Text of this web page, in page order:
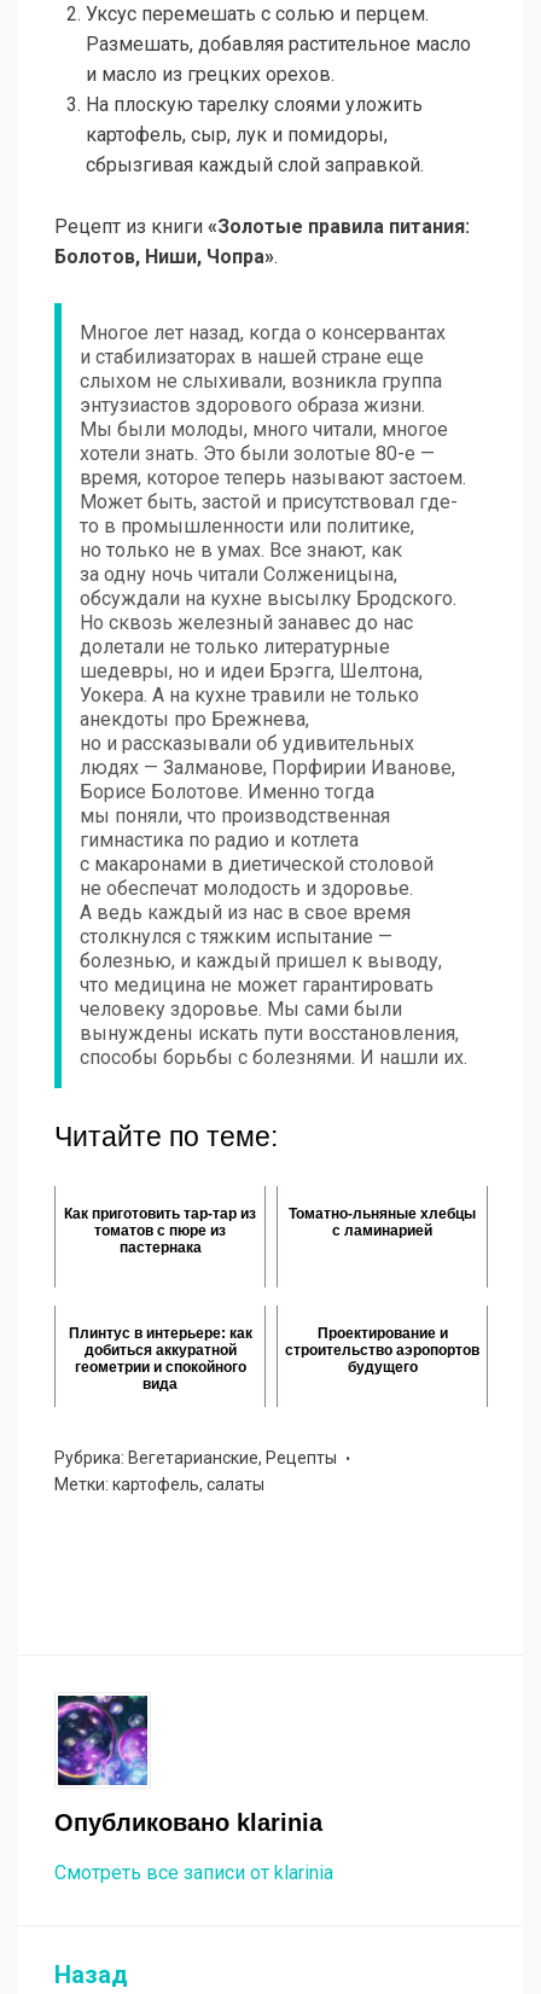
Уксус перемешать с солью и перцем.
Размешать, добавляя растительное масло
и масло из грецких орехов.
На плоскую тарелку слоями уложить
картофель, сыр, лук и помидоры,
сбрызгивая каждый слой заправкой.
Рецепт из книги «Золотые правила питания:
Болотов, Ниши, Чопра».
Многое лет назад, когда о консервантах
и стабилизаторах в нашей стране еще
слыхом не слыхивали, возникла группа
энтузиастов здорового образа жизни.
Мы были молоды, много читали, многое
хотели знать. Это были золотые 80-е —
время, которое теперь называют застоем.
Может быть, застой и присутствовал где-
то в промышленности или политике,
но только не в умах. Все знают, как
за одну ночь читали Солженицына,
обсуждали на кухне высылку Бродского.
Но сквозь железный занавес до нас
долетали не только литературные
шедевры, но и идеи Брэгга, Шелтона,
Уокера. А на кухне травили не только
анекдоты про Брежнева,
но и рассказывали об удивительных
людях — Залманове, Порфирии Иванове,
Борисе Болотове. Именно тогда
мы поняли, что производственная
гимнастика по радио и котлета
с макаронами в диетической столовой
не обеспечат молодость и здоровье.
А ведь каждый из нас в свое время
столкнулся с тяжким испытание —
болезнью, и каждый пришел к выводу,
что медицина не может гарантировать
человеку здоровье. Мы сами были
вынуждены искать пути восстановления,
способы борьбы с болезнями. И нашли их.
Читайте по теме:
Как приготовить тар-тар из
томатов с пюре из
пастернака
Томатно-льняные хлебцы
с ламинарией
Плинтус в интерьере: как
добиться аккуратной
геометрии и спокойного
вида
Проектирование и
строительство аэропортов
будущего
Рубрика: Вегетарианские, Рецепты
Метки: картофель, салаты
Опубликовано klarinia
Смотреть все записи от klarinia
Навигация
Назад